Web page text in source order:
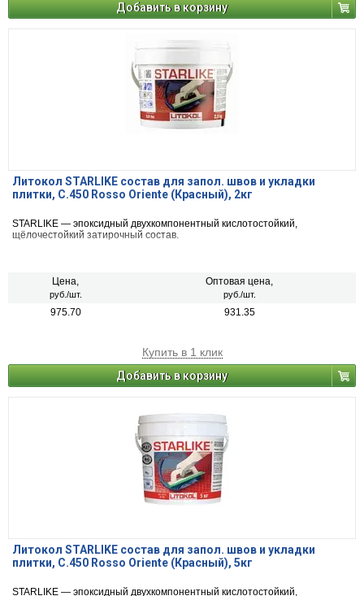
Добавить в корзину
Литокол STARLIKE состав для запол. швов и укладки
плитки, С.450 Rosso Oriente (Красный), 2кг
STARLIKE — эпоксидный двухкомпонентный кислотостойкий,
щёлочестойкий затирочный состав.
Цена,
руб./шт.
Оптовая цена,
руб./шт.
975.70 931.35
Купить в 1 клик
Добавить в корзину
Литокол STARLIKE состав для запол. швов и укладки
плитки, С.450 Rosso Oriente (Красный), 5кг
STARLIKE — эпоксидный двухкомпонентный кислотостойкий,